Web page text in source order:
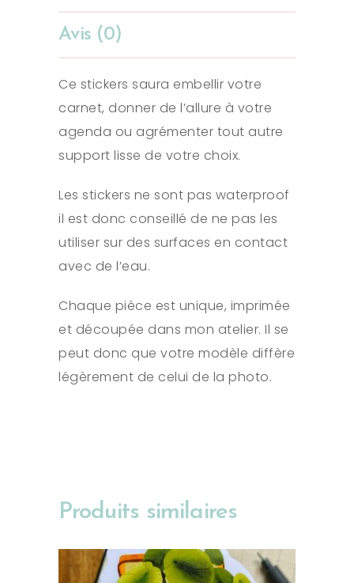
Avis (0)
Ce stickers saura embellir votre
carnet, donner de l’allure à votre
agenda ou agrémenter tout autre
support lisse de votre choix.
Les stickers ne sont pas waterproof
il est donc conseillé de ne pas les
utiliser sur des surfaces en contact
avec de l’eau.
Chaque pièce est unique, imprimée
et découpée dans mon atelier. Il se
peut donc que votre modèle diffère
légèrement de celui de la photo.
Produits similaires